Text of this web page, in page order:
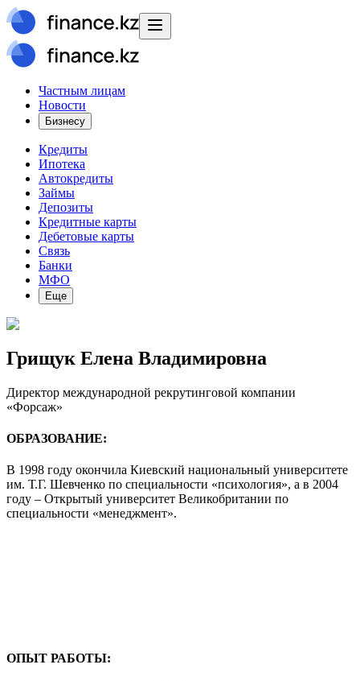
Частным лицам
Новости
Бизнесу
Кредиты
Ипотека
Автокредиты
Займы
Депозиты
Кредитные карты
Дебетовые карты
Связь
Банки
МФО
Еще
Грищук Елена Владимировна
Директор международной рекрутинговой компании
«Форсаж»
ОБРАЗОВАНИЕ:
В 1998 году окончила Киевский национальный университете
им. Т.Г. Шевченко по специальности «психология», а в 2004
году – Открытый университет Великобритании по
специальности «менеджмент».
ОПЫТ РАБОТЫ: